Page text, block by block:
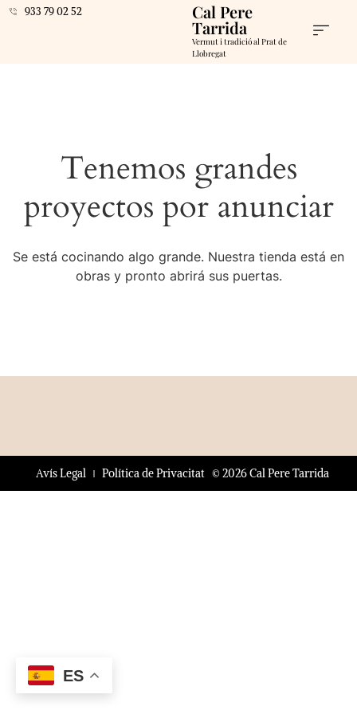
933 79 02 52 Cal Pere
Tarrida
Vermut i tradició al Prat de
Llobregat
Tenemos grandes
proyectos por anunciar
Se está cocinando algo grande. Nuestra tienda está en
obras y pronto abrirá sus puertas.
© 2026 Cal Pere Tarrida
Avís Legal Política de Privacitat
ES